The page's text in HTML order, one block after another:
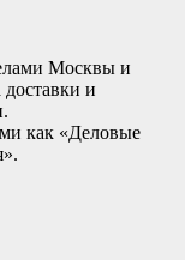
Москвы и
доставки и
как «Деловые